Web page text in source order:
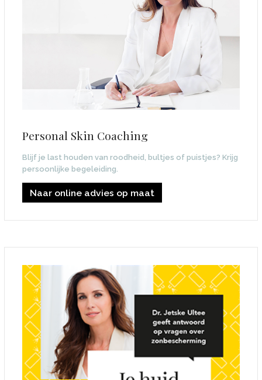
Personal Skin Coaching
Blijf je last houden van roodheid, bultjes of puistjes? Krijg
persoonlijke begeleiding.
Naar online advies op maat